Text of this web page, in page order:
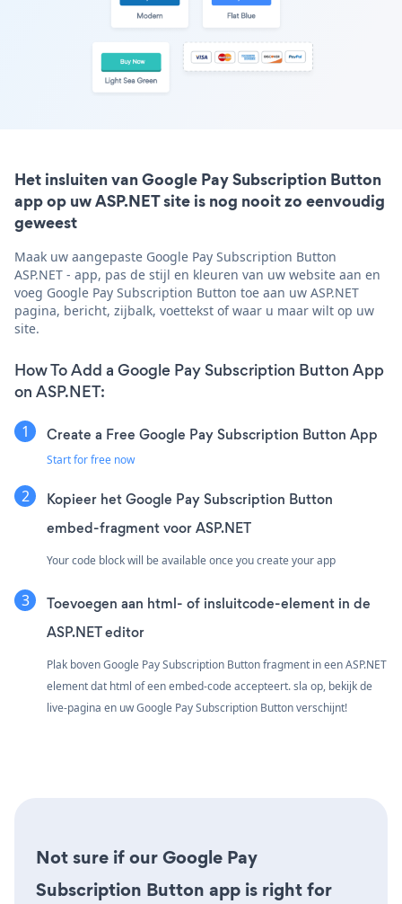
Het insluiten van Google Pay Subscription Button
app op uw ASP.NET site is nog nooit zo eenvoudig
geweest
Maak uw aangepaste Google Pay Subscription Button
ASP.NET - app, pas de stijl en kleuren van uw website aan en
voeg Google Pay Subscription Button toe aan uw ASP.NET
pagina, bericht, zijbalk, voettekst of waar u maar wilt op uw
site.
How To Add a Google Pay Subscription Button App
on ASP.NET:
Create a Free Google Pay Subscription Button App
Start for free now
Kopieer het Google Pay Subscription Button
embed-fragment voor ASP.NET
Your code block will be available once you create your app
Toevoegen aan html- of insluitcode-element in de
ASP.NET editor
Plak boven Google Pay Subscription Button fragment in een ASP.NET
element dat html of een embed-code accepteert. sla op, bekijk de
live-pagina en uw Google Pay Subscription Button verschijnt!
Not sure if our Google Pay
Subscription Button app is right for